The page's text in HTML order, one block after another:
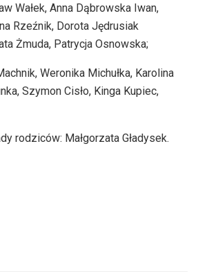
Wałek, Anna Dąbrowska Iwan,
Rzeźnik, Dorota Jędrusiak
Żmuda, Patrycja Osnowska;
Weronika Michułka, Karolina
Szymon Cisło, Kinga Kupiec,
rodziców: Małgorzata Gładysek.